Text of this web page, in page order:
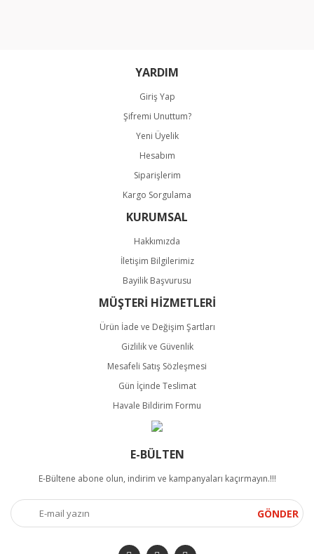
YARDIM
Giriş Yap
Şifremi Unuttum?
Yeni Üyelik
Hesabım
Siparişlerim
Kargo Sorgulama
KURUMSAL
Hakkımızda
İletişim Bilgilerimiz
Bayilik Başvurusu
MÜŞTERİ HİZMETLERİ
Ürün İade ve Değişim Şartları
Gizlilik ve Güvenlik
Mesafeli Satış Sözleşmesi
Gün İçinde Teslimat
Havale Bildirim Formu
E-BÜLTEN
E-Bültene abone olun, indirim ve kampanyaları kaçırmayın.!!!
GÖNDER